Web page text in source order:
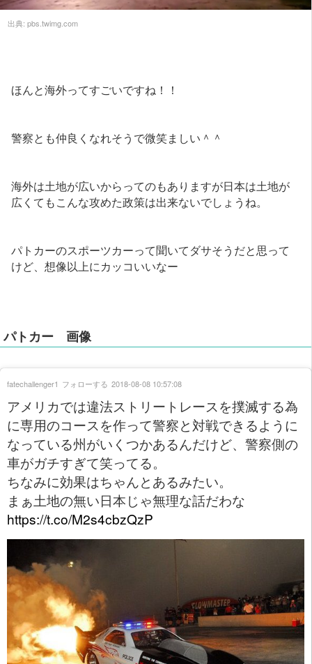
出典: pbs.twimg.com
ほんと海外ってすごいですね！！
警察とも仲良くなれそうで微笑ましい＾＾
海外は土地が広いからってのもありますが日本は土地が
広くてもこんな攻めた政策は出来ないでしょうね。
パトカーのスポーツカーって聞いてダサそうだと思って
けど、想像以上にカッコいいなー
パトカー 画像
アメリカでは違法ストリートレースを撲滅する為
に専用のコースを作って警察と対戦できるように
なっている州がいくつかあるんだけど、警察側の
車がガチすぎて笑ってる。
ちなみに効果はちゃんとあるみたい。
まぁ土地の無い日本じゃ無理な話だわな
https://t.co/M2s4cbzQzP
fatechallenger1 フォローする 2018-08-08 10:57:08